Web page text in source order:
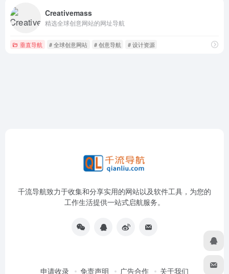
Creativemass
精选全球创意网站的网址导航
垂直导航 # 全球创意网站 # 创意导航 # 设计资源
千流导航致力于收集和分享实用的网站以及软件工具，为您的
工作生活提供一站式启航服务。
申请收录 免责声明 广告合作 关于我们